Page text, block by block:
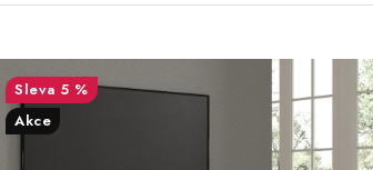
5 %
Akce